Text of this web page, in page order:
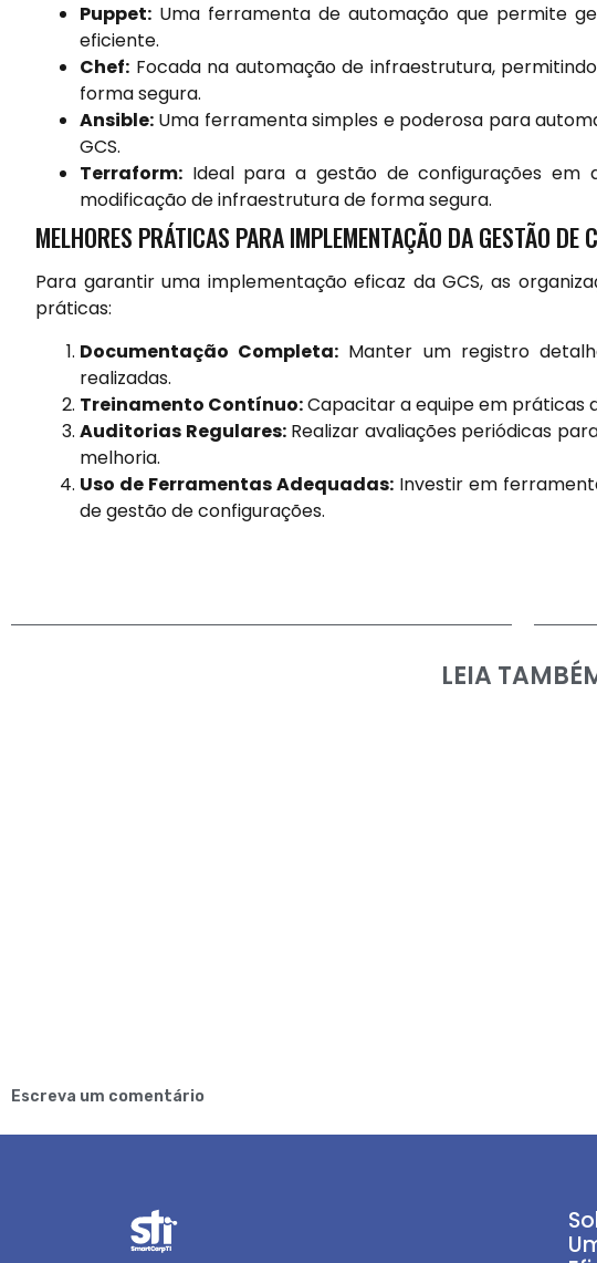
Puppet: Uma ferramenta de automação que permite
eficiente.
Chef: Focada na automação de infraestrutura,
forma segura.
Ansible: Uma ferramenta simples e poderosa para
GCS.
Terraform: Ideal para a gestão de configurações em
modificação de infraestrutura de forma segura.
MELHORES PRÁTICAS PARA IMPLEMENTAÇÃO DA GESTÃO DE
Para garantir uma implementação eficaz da GCS, as
práticas:
Documentação Completa: Manter um registro
realizadas.
Treinamento Contínuo:Capacitar a equipe em práticas
Auditorias Regulares:Realizar avaliações periódicas
melhoria.
Uso de Ferramentas Adequadas: Investir em
de gestão de configurações.
LEIA
Escreva um comentário